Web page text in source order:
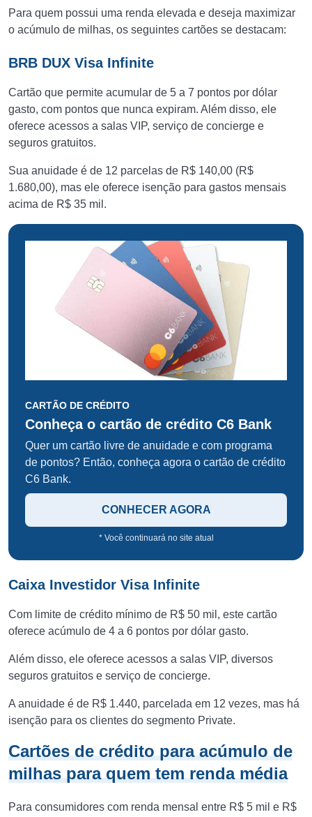
Para quem possui uma renda elevada e deseja maximizar
o acúmulo de milhas, os seguintes cartões se destacam:
BRB DUX Visa Infinite
Cartão que permite acumular de 5 a 7 pontos por dólar
gasto, com pontos que nunca expiram. Além disso, ele
oferece acessos a salas VIP, serviço de concierge e
seguros gratuitos.
Sua anuidade é de 12 parcelas de R$ 140,00 (R$
1.680,00), mas ele oferece isenção para gastos mensais
acima de R$ 35 mil.
CARTÃO DE CRÉDITO
Conheça o cartão de crédito C6 Bank
Quer um cartão livre de anuidade e com programa
de pontos? Então, conheça agora o cartão de crédito
C6 Bank.
CONHECER AGORA
* Você continuará no site atual
Caixa Investidor Visa Infinite
Com limite de crédito mínimo de R$ 50 mil, este cartão
oferece acúmulo de 4 a 6 pontos por dólar gasto.
Além disso, ele oferece acessos a salas VIP, diversos
seguros gratuitos e serviço de concierge.
A anuidade é de R$ 1.440, parcelada em 12 vezes, mas há
isenção para os clientes do segmento Private.
Cartões de crédito para acúmulo de
milhas para quem tem renda média
Para consumidores com renda mensal entre R$ 5 mil e R$